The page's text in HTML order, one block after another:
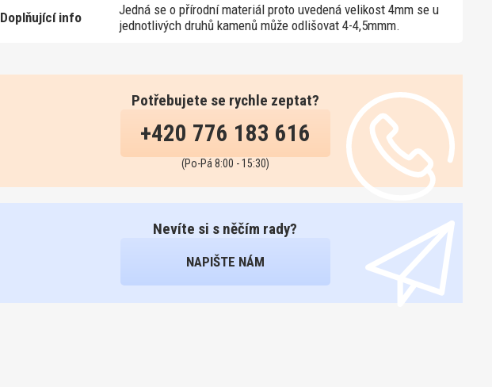
Doplňující info
Jedná se o přírodní materiál proto uvedená velikost 4mm se u
jednotlivých druhů kamenů může odlišovat 4-4,5mmm.
Potřebujete se rychle zeptat?
+420 776 183 616
(Po-Pá 8:00 - 15:30)
Nevíte si s něčím rady?
NAPIŠTE NÁM